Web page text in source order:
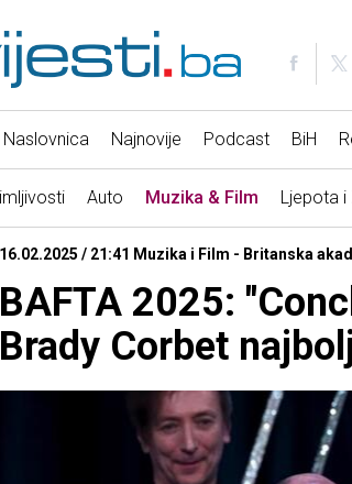
Naslovnica Najnovije Podcast BiH
Auto Muzika & Film Ljepota i
16.02.2025 / 21:41 Muzika i Film - Britanska
BAFTA 2025:
Brady Corbet